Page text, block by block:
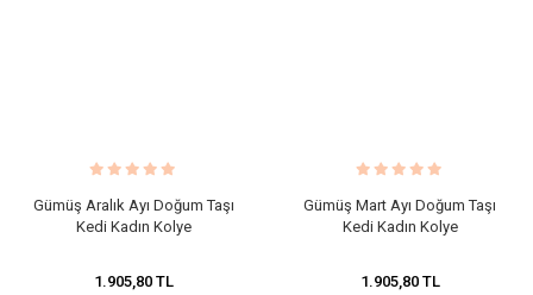
Gümüş Aralık Ayı Doğum Taşı
Kedi Kadın Kolye
1.905,80 TL
Gümüş Mart Ayı Doğum Taşı
Kedi Kadın Kolye
1.905,80 TL